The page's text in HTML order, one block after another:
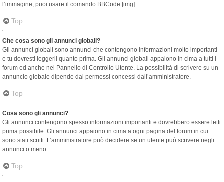
l’immagine, puoi usare il comando BBCode [img].
Top
Che cosa sono gli annunci globali?
Gli annunci globali sono annunci che contengono informazioni molto importanti
e tu dovresti leggerli quanto prima. Gli annunci globali appaiono in cima a tutti i
forum ed anche nel Pannello di Controllo Utente. La possibilità di scrivere su un
annuncio globale dipende dai permessi concessi dall’amministratore.
Top
Cosa sono gli annunci?
Gli annunci contengono spesso informazioni importanti e dovrebbero essere letti
prima possibile. Gli annunci appaiono in cima a ogni pagina del forum in cui
sono stati scritti. L’amministratore può decidere se un utente può scrivere negli
annunci o meno.
Top